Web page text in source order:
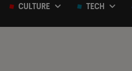
CULTURE TECH